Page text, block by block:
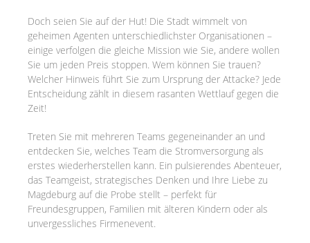
Doch seien Sie auf der Hut! Die Stadt wimmelt von
geheimen Agenten unterschiedlichster Organisationen –
einige verfolgen die gleiche Mission wie Sie, andere wollen
Sie um jeden Preis stoppen. Wem können Sie trauen?
Welcher Hinweis führt Sie zum Ursprung der Attacke? Jede
Entscheidung zählt in diesem rasanten Wettlauf gegen die
Zeit!
Treten Sie mit mehreren Teams gegeneinander an und
entdecken Sie, welches Team die Stromversorgung als
erstes wiederherstellen kann. Ein pulsierendes Abenteuer,
das Teamgeist, strategisches Denken und Ihre Liebe zu
Magdeburg auf die Probe stellt – perfekt für
Freundesgruppen, Familien mit älteren Kindern oder als
unvergessliches Firmenevent.